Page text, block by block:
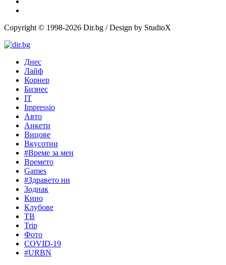
Copyright © 1998-2026 Dir.bg / Design by StudioX
Днес
Лайф
Корнер
Бизнес
IT
Impressio
Авто
Анкети
Вицове
Вкусотии
#Време за мен
Времето
Games
#Здравето ни
Зодиак
Кино
Клубове
ТВ
Trip
Фото
COVID-19
#URBN